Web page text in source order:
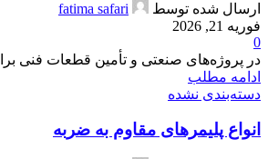
ارسال شده توسط
fatima safari
فوریه 21, 2026
0
در پروژه‌های صنعتی و تأمین قطعات فنی
ادامه مطلب
دسته‌بندی نشده
انواع پلیمرهای مقاوم به ضربه